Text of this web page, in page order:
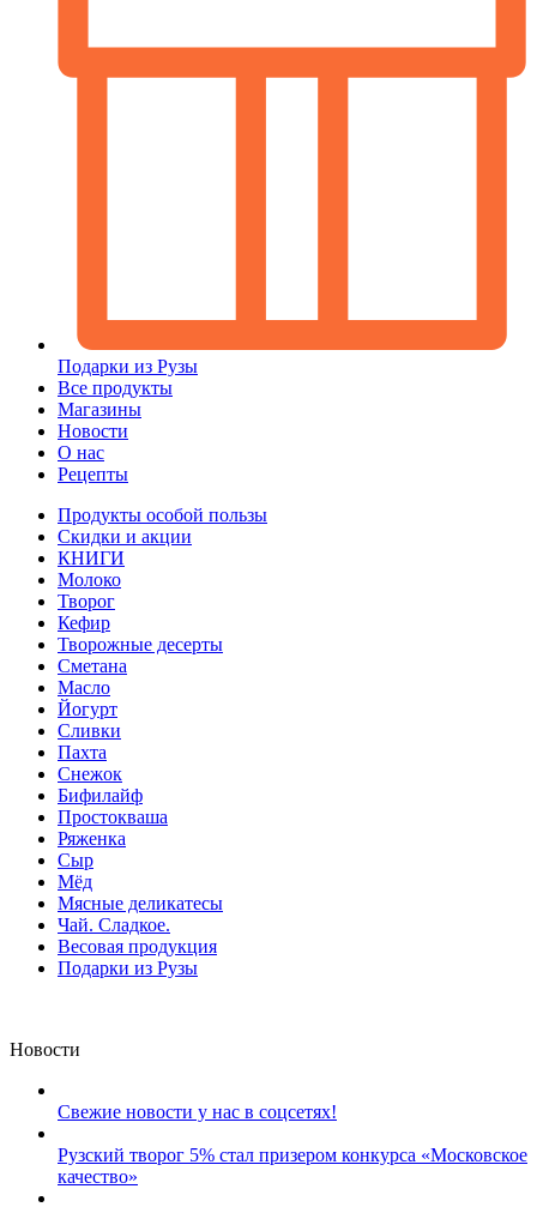
Подарки из Рузы
Все продукты
Магазины
Новости
О нас
Рецепты
Продукты особой пользы
Скидки и акции
КНИГИ
Молоко
Творог
Кефир
Творожные десерты
Сметана
Масло
Йогурт
Сливки
Пахта
Снежок
Бифилайф
Простокваша
Ряженка
Сыр
Мёд
Мясные деликатесы
Чай. Сладкое.
Весовая продукция
Подарки из Рузы
Новости
Свежие новости у нас в соцсетях!
Рузский творог 5% стал призером конкурса «Московское
качество»